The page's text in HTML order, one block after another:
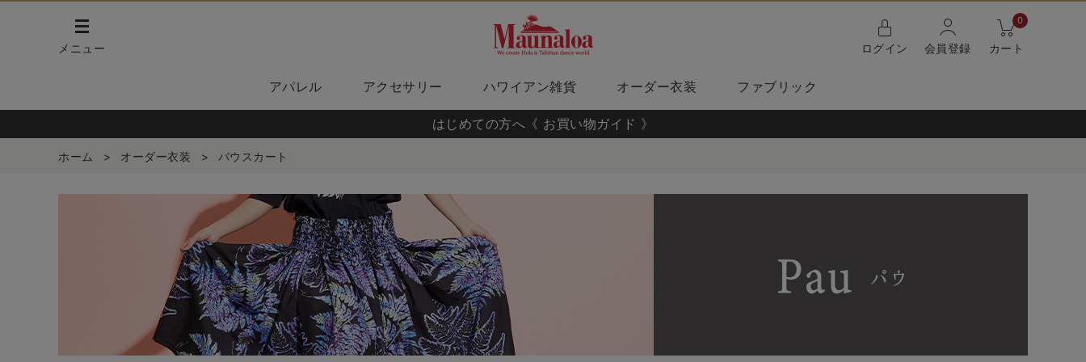
メニュー ログイン 会員登録
0
カート
アパレル アクセサリー ハワイアン雑貨 オーダー衣装 ファブリック
はじめての方へ《 お買い物ガイド 》
ホーム > オーダー衣装 > パウスカート